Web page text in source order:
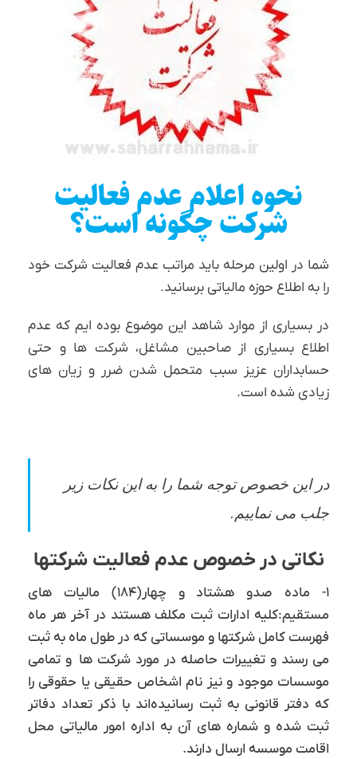
نحوه اعلام عدم فعالیت
شرکت چگونه است؟
شما در اولین مرحله باید مراتب عدم فعالیت شرکت خود
را به اطلاع حوزه مالیاتی برسانید.
در بسیاری از موارد شاهد این موضوع بوده ایم که عدم
اطلاع بسیاری از صاحبین مشاغل، شرکت ها و حتی
حسابداران عزیز سبب متحمل شدن ضرر و زیان های
زیادی شده است.
در این خصوص توجه شما را به این نکات زیر
جلب می نماییم.
نکاتی در خصوص عدم فعالیت شرکتها
۱- ماده صدو هشتاد و چهار(۱۸۴) مالیات های
مستقیم:کلیه ادارات ثبت مکلف هستند در آخر هر ماه
فهرست کامل شرکتها و موسساتی که در طول ماه به ثبت
می رسند و تغییرات حاصله در مورد شرکت ها و تمامی
موسسات موجود و نیز نام اشخاص حقیقی یا حقوقی را
که دفتر قانونی به ثبت رسانیده‌اند با ذکر تعداد دفاتر
ثبت شده و شماره ‌های آن به اداره امور مالیاتی محل
اقامت موسسه ارسال دارند.